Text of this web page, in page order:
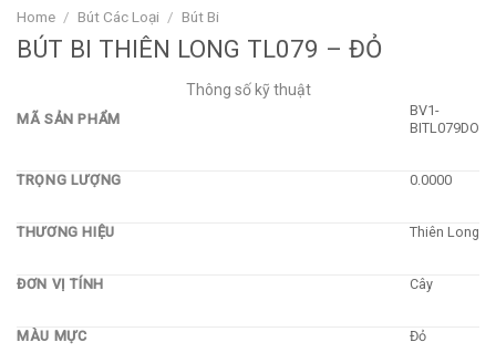
Home / Bút Các Loại / Bút Bi
BÚT BI THIÊN LONG TL079 – ĐỎ
Thông số kỹ thuật
MÃ SẢN PHẨM
BV1-
BITL079DO
TRỌNG LƯỢNG 0.0000
THƯƠNG HIỆU Thiên Long
ĐƠN VỊ TÍNH Cây
MÀU MỰC Đỏ